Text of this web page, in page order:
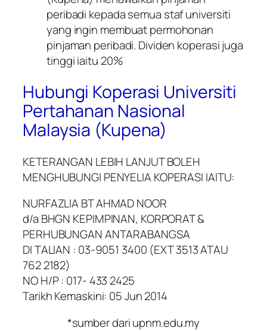
peribadi kepada semua staf universiti
yang ingin membuat permohonan
pinjaman peribadi. Dividen koperasi juga
tinggi iaitu 20%
Hubungi Koperasi Universiti
Pertahanan Nasional
Malaysia (Kupena)
KETERANGAN LEBIH LANJUT BOLEH
MENGHUBUNGI PENYELIA KOPERASI IAITU:
NURFAZLIA BT AHMAD NOOR
d/a BHGN KEPIMPINAN, KORPORAT &
PERHUBUNGAN ANTARABANGSA
DI TALIAN : 03-9051 3400 (EXT 3513 ATAU
762 2182)
NO H/P : 017- 433 2425
Tarikh Kemaskini: 05 Jun 2014
*sumber dari upnm.edu.my